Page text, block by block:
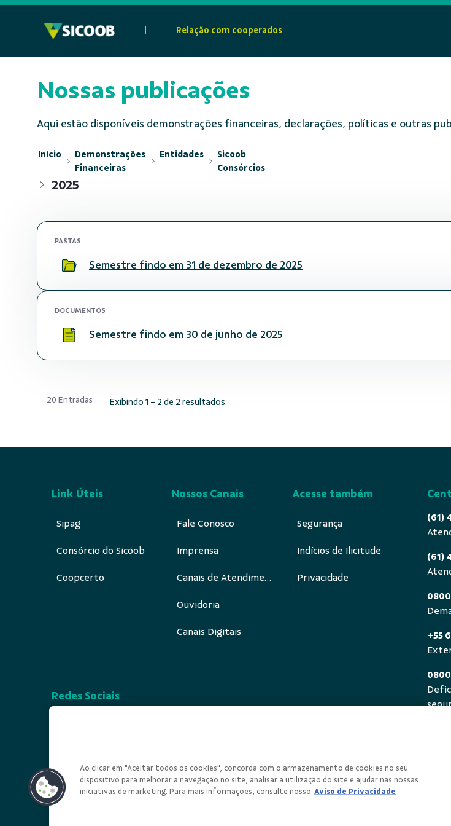
Relação com cooperados
Nossas publicações
Aqui estão disponíveis demonstrações financeiras, declarações, políticas e outras
Início
Demonstrações
Financeiras
Entidades
Sicoob
Consórcios
2025
PASTAS
Semestre findo em 31 de dezembro de 2025
DOCUMENTOS
Semestre findo em 30 de junho de 2025
20 Entradas Exibindo 1 - 2 de 2 resultados.
Link Úteis
Sipag
Consórcio do Sicoob
Coopcerto
Nossos Canais
Fale Conosco
Imprensa
Canais de Atendimento
Ouvidoria
Canais Digitais
Acesse também
Segurança
Indícios de Ilicitude
Privacidade
Redes Sociais
(61)
(61)
+55
Ao clicar em "Aceitar todos os cookies", concorda com o armazenamento de cookies no seu
dispositivo para melhorar a navegação no site, analisar a utilização do site e ajudar nas nossas
iniciativas de marketing. Para mais informações, consulte nosso Aviso de Privacidade